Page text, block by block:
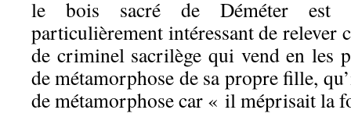
le bois sacré de Déméter est
particulièrement intéressant de relever
de criminel sacrilège qui vend en les
de métamorphose de sa propre fille,
de métamorphose car « il méprisait la